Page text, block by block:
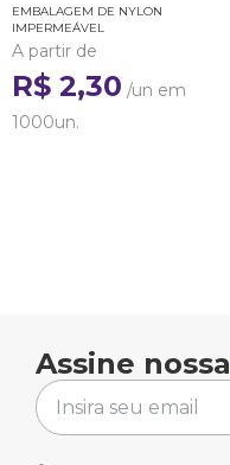
EMBALAGEM DE NYLON
IMPERMEÁVEL
A partir de
R$ 2,30 /un em
1000un.
Assine nossa